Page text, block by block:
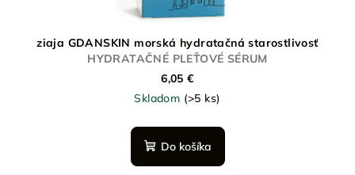
ziaja GDANSKIN morská hydratačná starostlivosť
HYDRATAČNÉ PLEŤOVÉ SÉRUM
6,05 €
Skladom (>5 ks)
Do košíka